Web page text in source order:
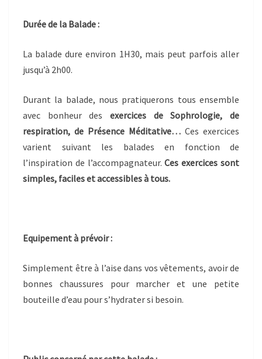
Durée de la Balade :
La balade dure environ 1H30, mais peut parfois aller
jusqu’à 2h00.
Durant la balade, nous pratiquerons tous ensemble
avec bonheur des exercices de Sophrologie, de
respiration, de Présence Méditative… Ces exercices
varient suivant les balades en fonction de
l’inspiration de l’accompagnateur.Ces exercices sont
simples, faciles et accessibles à tous.
Equipement à prévoir :
Simplement être à l’aise dans vos vêtements, avoir de
bonnes chaussures pour marcher et une petite
bouteille d’eau pour s’hydrater si besoin.